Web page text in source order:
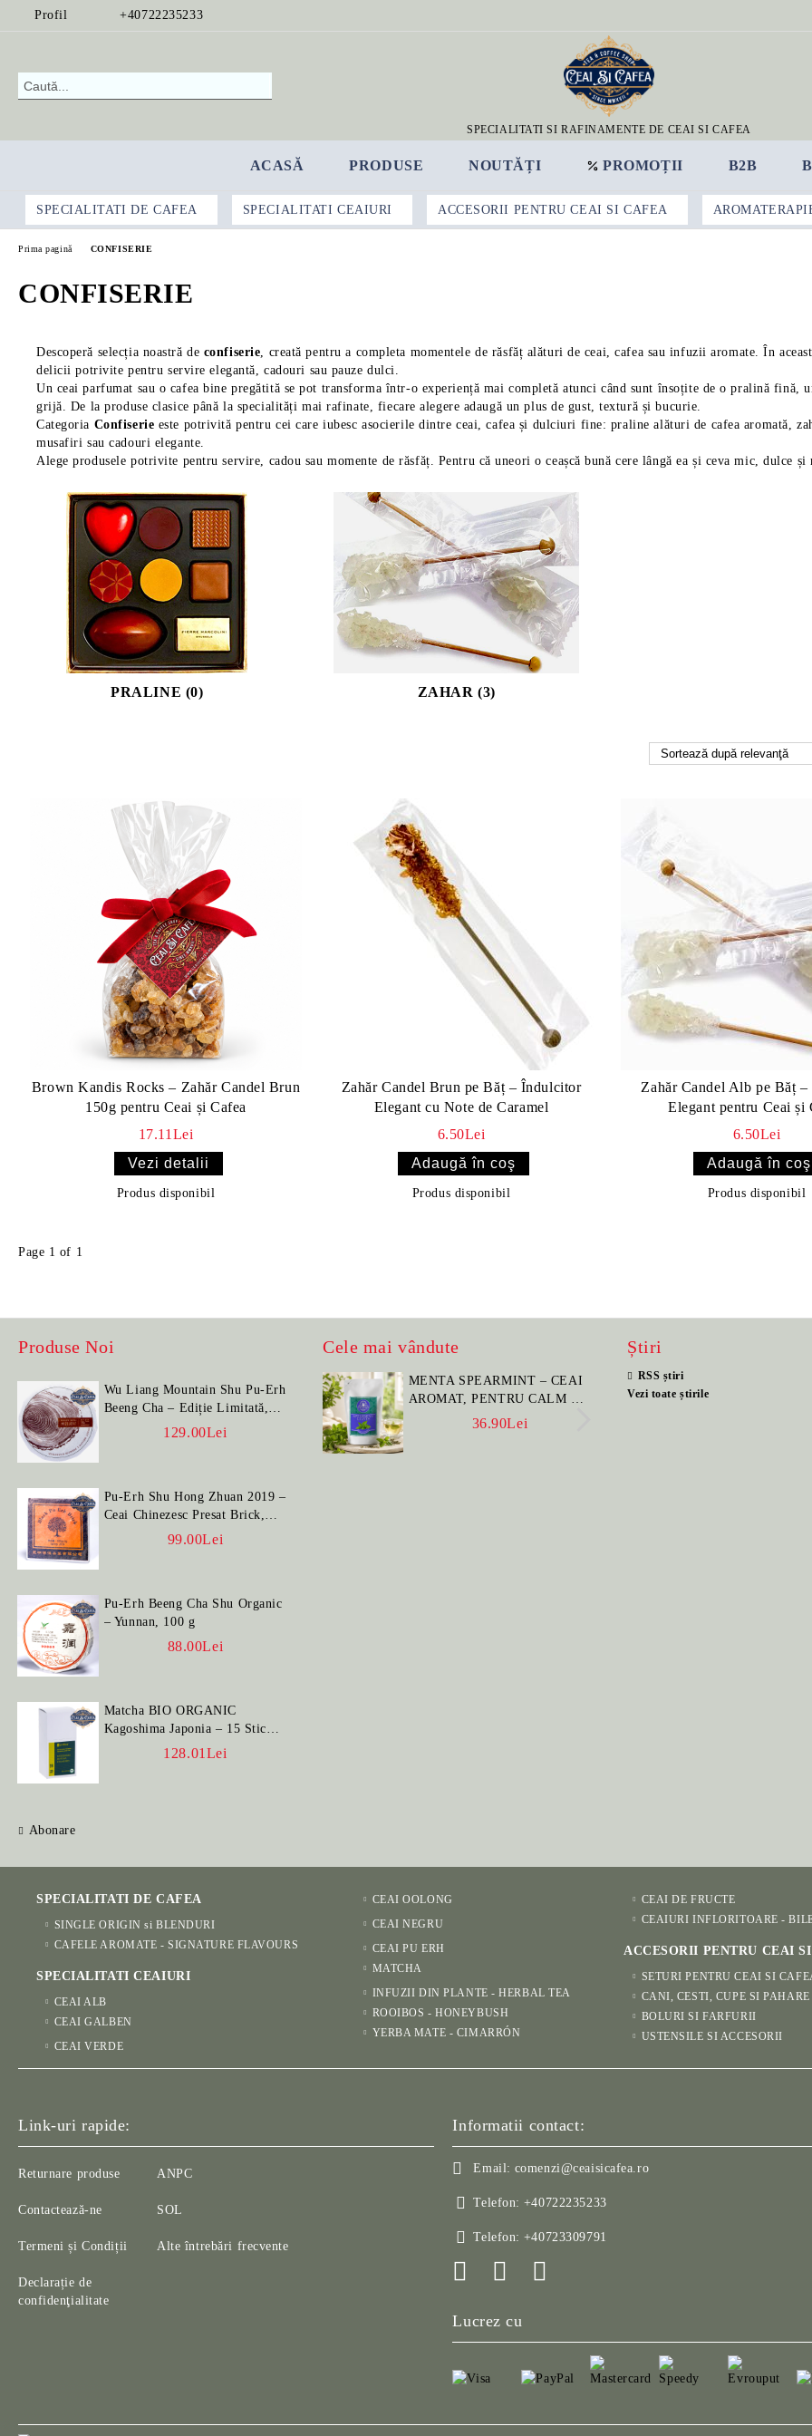
Profil +40722235233
SPECIALITATI SI RAFINAMENTE DE CEAI SI CAFEA
ACASĂ PRODUSE NOUTĂȚI PROMOȚII B2B
SPECIALITATI DE CAFEA SPECIALITATI CEAIURI ACCESORII PENTRU CEAI SI CAFEA
Prima pagină CONFISERIE
CONFISERIE
Descoperă selecția noastră de confiserie, creată pentru a completa momentele de răsfăț alături de ceai, cafea sau infuzii aromate. În
delicii potrivite pentru servire elegantă, cadouri sau pauze dulci.
Un ceai parfumat sau o cafea bine pregătită se pot transforma într-o experiență mai completă atunci când sunt însoțite de o pralină fină,
grijă. De la produse clasice până la specialități mai rafinate, fiecare alegere adaugă un plus de gust, textură și bucurie.
Categoria Confiserie este potrivită pentru cei care iubesc asocierile dintre ceai, cafea și dulciuri fine: praline alături de cafea aromată,
musafiri sau cadouri elegante.
Alege produsele potrivite pentru servire, cadou sau momente de răsfăț. Pentru că uneori o ceașcă bună cere lângă ea și ceva mic, dulce și
PRALINE (0) ZAHAR (3)
Brown Kandis Rocks – Zahăr Candel Brun
150g pentru Ceai și Cafea
17.11Lei
Vezi detalii
Produs disponibil
Zahăr Candel Brun pe Băț – Îndulcitor
Elegant cu Note de Caramel
6.50Lei
Produs disponibil
Zahăr Candel Alb pe Băț
Elegant pentru Ceai și
6.50Lei
Produs disponibil
Page 1 of 1
Produse Noi
Wu Liang Mountain Shu Pu-Erh
Beeng Cha – Ediție Limitată,
129.00Lei
Pu-Erh Shu Hong Zhuan 2019 –
Ceai Chinezesc Presat Brick,
99.00Lei
Pu-Erh Beeng Cha Shu Organic
– Yunnan, 100 g
88.00Lei
Matcha BIO ORGANIC
Kagoshima Japonia – 15 Stick-
128.01Lei
Abonare
Cele mai vândute
MENTA SPEARMINT – CEAI
AROMAT, PENTRU CALM ȘI
BENEFIC PENTRU
36.90Lei
SET PORTELAN
PENTRU CEAI
Știri
RSS știri
Vezi toate știrile
SPECIALITATI DE CAFEA
SINGLE ORIGIN si BLENDURI
CAFELE AROMATE - SIGNATURE FLAVOURS
SPECIALITATI CEAIURI
CEAI ALB
CEAI GALBEN
CEAI VERDE
CEAI OOLONG
CEAI NEGRU
CEAI PU ERH
MATCHA
INFUZII DIN PLANTE - HERBAL TEA
ROOIBOS - HONEYBUSH
YERBA MATE - CIMARRÓN
CEAI DE FRUCTE
CEAIURI INFLORITOARE -
ACCESORII PENTRU CEAI
SETURI PENTRU CEAI SI
CANI, CESTI, CUPE SI PAHARE
BOLURI SI FARFURII
USTENSILE SI ACCESORII
Link-uri rapide:
Returnare produse
Contactează-ne
Termeni și Condiții
Declarație de
confidenţialitate
ANPC
SOL
Alte întrebări frecvente
Informatii contact:
Email: comenzi@ceaisicafea.ro
Telefon: +40722235233
Telefon: +40723309791
Lucrez cu